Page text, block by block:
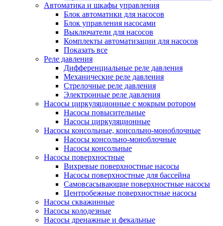
Автоматика и шкафы управления
Блок автоматики для насосов
Блок управления насосами
Выключатели для насосов
Комплекты автоматизации для насосов
Показать все
Реле давления
Дифференциальные реле давления
Механические реле давления
Стрелочные реле давления
Электронные реле давления
Насосы циркуляционные с мокрым ротором
Насосы повысительные
Насосы циркуляционные
Насосы консольные, консольно-моноблочные
Насосы консольно-моноблочные
Насосы консольные
Насосы поверхностные
Вихревые поверхностные насосы
Насосы поверхностные для бассейна
Самовсасывающие поверхностные насосы
Центробежные поверхностные насосы
Насосы скважинные
Насосы колодезные
Насосы дренажные и фекальные